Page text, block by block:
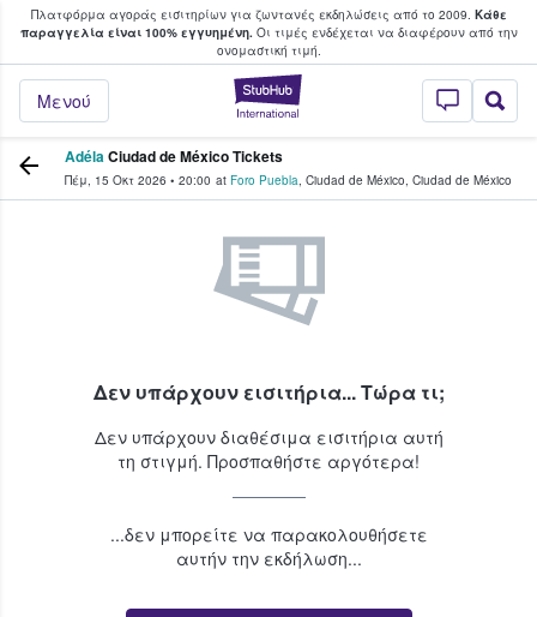
Πλατφόρμα αγοράς εισιτηρίων για ζωντανές εκδηλώσεις από το 2009. Κάθε
παραγγελία είναι 100% εγγυημένη.Οι τιμές ενδέχεται να διαφέρουν από την
oνομαστική τιμή.
StubHub - Όπου
Μενού
φαν αγοράζουν και πουλούν
AdélaCiudad de México Tickets
Πέμ, 15 Οκτ 2026 • 20:00 at Foro Puebla, Ciudad de México, Ciudad de México
Δεν υπάρχουν εισιτήρια... Τώρα τι;
Δεν υπάρχουν διαθέσιμα εισιτήρια αυτή
τη στιγμή. Προσπαθήστε αργότερα!
...δεν μπορείτε να παρακολουθήσετε
αυτήν την εκδήλωση...